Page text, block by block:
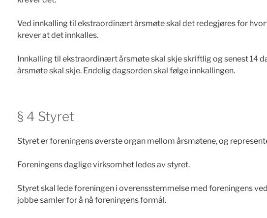
Ved innkalling til ekstraordinært årsmøte skal det redegjøres for
krever at det innkalles.
Innkalling til ekstraordinært årsmøte skal skje skriftlig og senest 14
årsmøte skal skje. Endelig dagsorden skal følge innkallingen.
§ 4 Styret
Styret er foreningens øverste organ mellom årsmøtene, og
Foreningens daglige virksomhet ledes av styret.
Styret skal lede foreningen i overensstemmelse med foreningens
jobbe samler for å nå foreningens formål.